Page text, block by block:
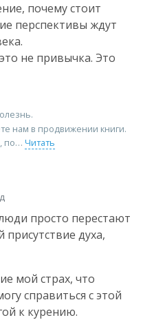
почему стоит
перспективы ждут
не привычка. Это
нам в продвижении книги.
по
Читать
просто перестают
духа,
мой страх, что
справиться с этой
к курению.